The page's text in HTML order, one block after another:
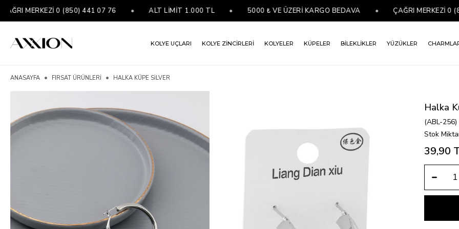
MERKEZİ 0 (850) 441 07 76 • ALT LİMİT 1.000 TL • 5000 ₺ VE ÜZERİ KARGO BEDAVA • ÇAĞRI MERKEZİ 0 (850)
KOLYE UÇLARI KOLYE ZİNCİRLERİ KOLYELER KÜPELER BİLEKLİKLER YÜZÜKLER
ANASAYFA FIRSAT ÜRÜNLERİ HALKA KÜPE SILVER
Halka
(ABL-256)
Stok
39,90